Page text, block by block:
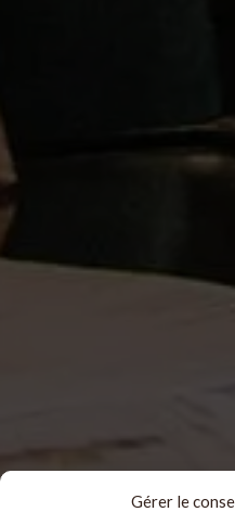
Gérer le